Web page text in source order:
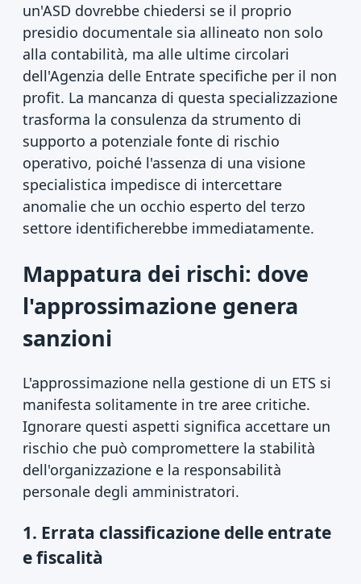
un'ASD dovrebbe chiedersi se il proprio
presidio documentale sia allineato non solo
alla contabilità, ma alle ultime circolari
dell'Agenzia delle Entrate specifiche per il non
profit. La mancanza di questa specializzazione
trasforma la consulenza da strumento di
supporto a potenziale fonte di rischio
operativo, poiché l'assenza di una visione
specialistica impedisce di intercettare
anomalie che un occhio esperto del terzo
settore identificherebbe immediatamente.
Mappatura dei rischi: dove
l'approssimazione genera
sanzioni
L'approssimazione nella gestione di un ETS si
manifesta solitamente in tre aree critiche.
Ignorare questi aspetti significa accettare un
rischio che può compromettere la stabilità
dell'organizzazione e la responsabilità
personale degli amministratori.
1. Errata classificazione delle entrate
e fiscalità